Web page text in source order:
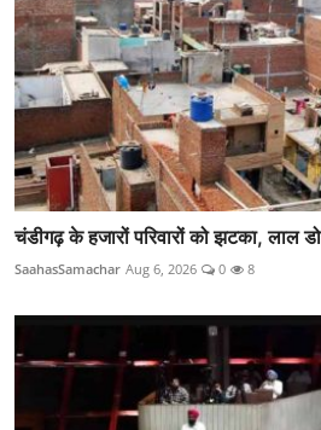
चंडीगढ़ के हजारों परिवारों को झटका, लाल
SaahasSamachar Aug 6, 2026 0 8